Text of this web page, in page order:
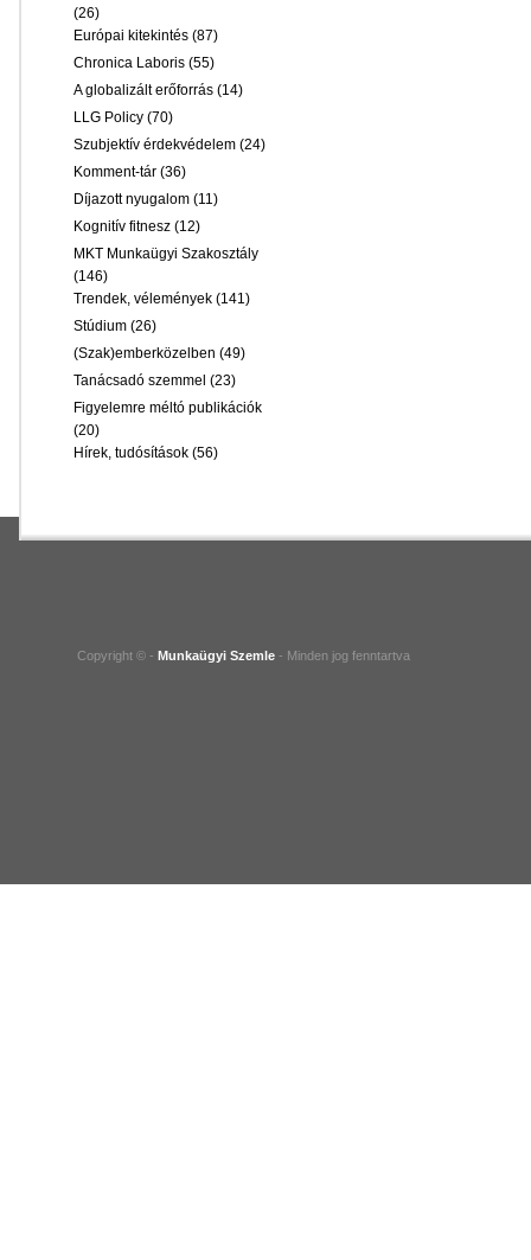
(26)
Európai kitekintés (87)
Chronica Laboris (55)
A globalizált erőforrás (14)
LLG Policy (70)
Szubjektív érdekvédelem (24)
Komment-tár (36)
Díjazott nyugalom (11)
Kognitív fitnesz (12)
MKT Munkaügyi Szakosztály
(146)
Trendek, vélemények (141)
Stúdium (26)
(Szak)emberközelben (49)
Tanácsadó szemmel (23)
Figyelemre méltó publikációk
(20)
Hírek, tudósítások (56)
Copyright © - Munkaügyi Szemle - Minden jog fenntartva